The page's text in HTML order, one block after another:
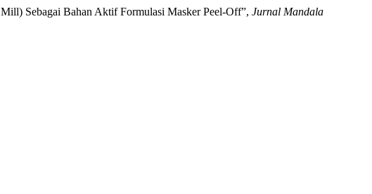
Sebagai Bahan Aktif Formulasi Masker Peel-Off”, Jurnal Mandala